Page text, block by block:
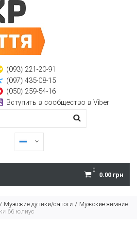
(093) 221-20-91
(097) 435-08-15
(050) 259-54-16
Вступить в сообщество в Viber
0
0.00 грн
Мужские дутики/сапоги
Мужские зимние
66 юлиус